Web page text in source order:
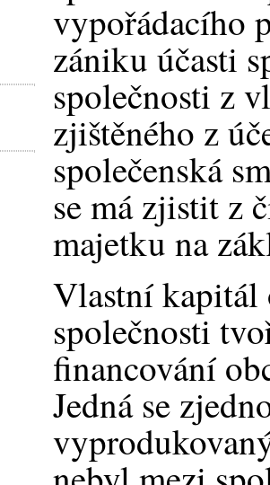
vypořádacího
zániku účasti
společnosti z
zjištěného z
společenská
se má zjistit z
majetku na
Vlastní kapitál
společnosti
financování
Jedná se